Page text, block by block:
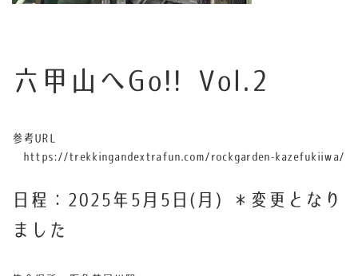
六甲山へGo!! Vol.2
参考URL
https://trekkingandextrafun.com/rockgarden-kazefukiiwa/
日程：2025年5月5日(月) ＊変更となり
ました